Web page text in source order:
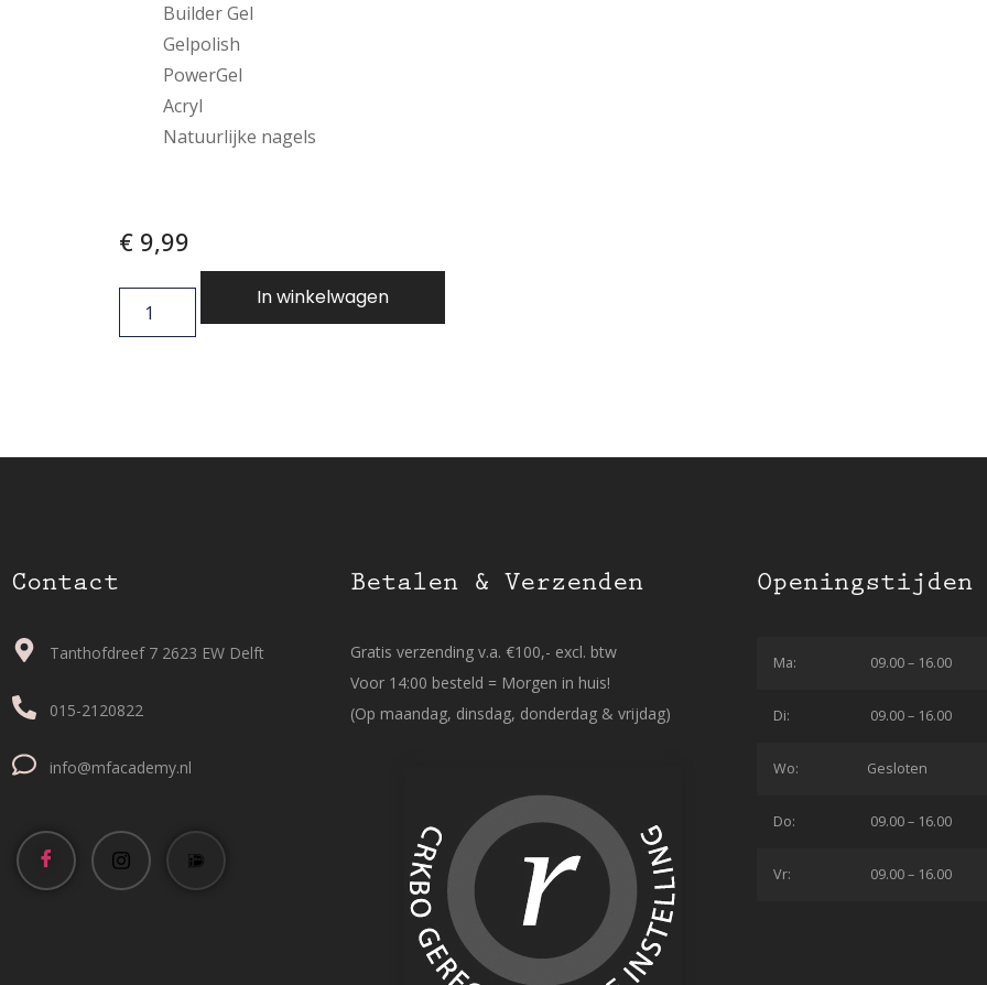
Builder Gel
Gelpolish
PowerGel
Acryl
Natuurlijke nagels
€9,99
In winkelwagen
Contact
Tanthofdreef 7 2623 EW Delft
015-2120822
info@mfacademy.nl
Betalen & Verzenden
Gratis verzending v.a. €100,- excl. btw
Voor 14:00 besteld = Morgen in huis!
(Op maandag, dinsdag, donderdag & vrijdag)
Openingstijden
Ma: 09.00 – 16.00
Di: 09.00 – 16.00
Wo: Gesloten
Do: 09.00 – 16.00
Vr: 09.00 – 16.00